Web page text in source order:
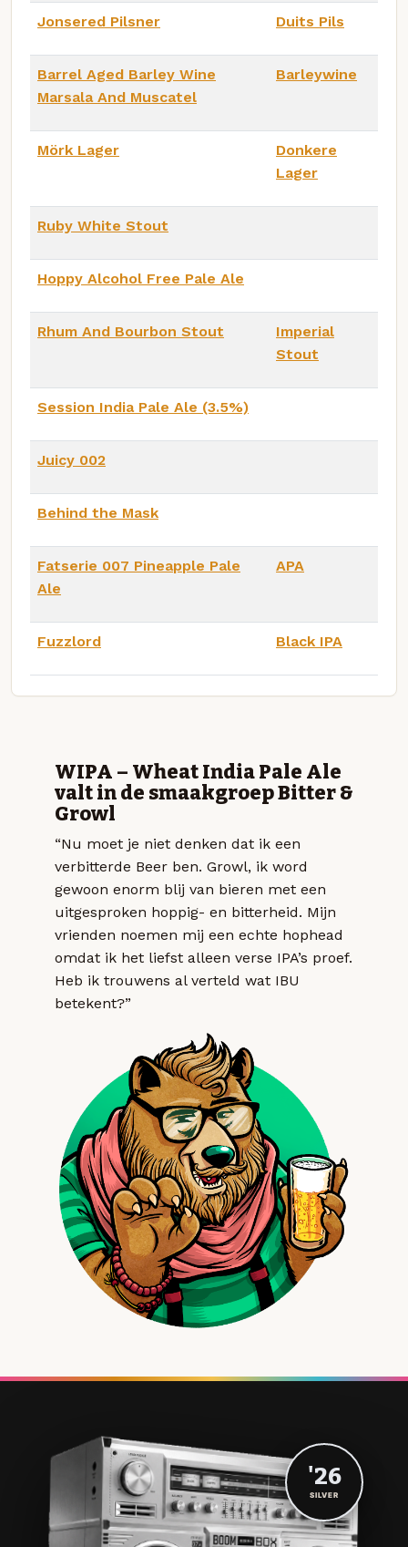
Jonsered Pilsner Duits Pils
Barrel Aged Barley Wine
Marsala And Muscatel
Barleywine
Mörk Lager
Donkere
Lager
Ruby White Stout
Hoppy Alcohol Free Pale Ale
Rhum And Bourbon Stout
Imperial
Stout
Session India Pale Ale (3.5%)
Juicy 002
Behind the Mask
Fatserie 007 Pineapple Pale
Ale
APA
Fuzzlord Black IPA
WIPA – Wheat India Pale Ale
valt in de smaakgroep Bitter &
Growl
“Nu moet je niet denken dat ik een
verbitterde Beer ben. Growl, ik word
gewoon enorm blij van bieren met een
uitgesproken hoppig- en bitterheid. Mijn
vrienden noemen mij een echte hophead
omdat ik het liefst alleen verse IPA’s proef.
Heb ik trouwens al verteld wat IBU
betekent?”
'26
SILVER